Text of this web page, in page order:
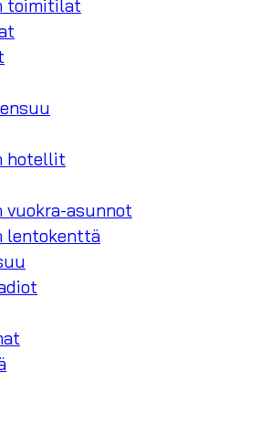
toimitilat
hotellit
vuokra-asunnot
lentokenttä